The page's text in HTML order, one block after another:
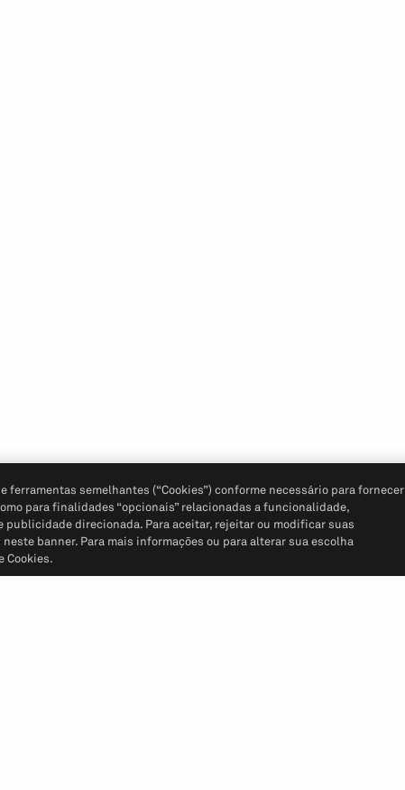
ferramentas semelhantes (“Cookies”) conforme necessário para fornecer
para finalidades “opcionais” relacionadas a funcionalidade,
direcionada. Para aceitar, rejeitar ou modificar suas
banner. Para mais informações ou para alterar sua escolha
Cookies.